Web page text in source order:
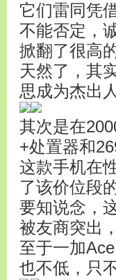
它们雷同凭
不能否定，
掀翻了很高
天然了，其
思成为杰出
其次是在
+处置器和
这款手机在
了该价位段
要知说念，
被友商突出
至于一加
也不低，只